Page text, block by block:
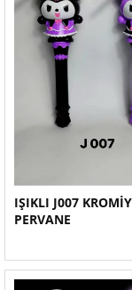
IŞIKLI J007
PERVANE